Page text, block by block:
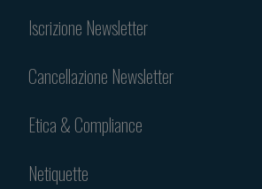
Iscrizione Newsletter
Cancellazione Newsletter
Etica & Compliance
Netiquette